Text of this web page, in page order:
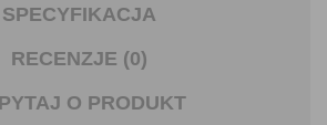
SPECYFIKACJA
RECENZJE (0)
O PRODUKT